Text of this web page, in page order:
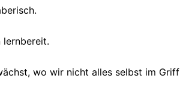
lernbereit.
wo wir nicht alles selbst im Griff